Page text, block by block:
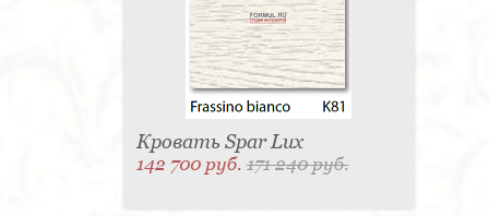
Панель настенная для TV - 4
Кассетница - 3 Держатель для
туалетной бумаги - 3Поднос - 3
Пантограф - 3Мыльница - 3Раковина - 3
Кухня - 2Стиральная машина - 2
Туалетный столик - 2Тумба - 2
Карниз для штор - 2
Газетница - 2
Крючок - 2Полотенцесушитель - 2
Розетка - 2Игрушка - 1Игрушка - 1
Кровать Spar Lux
142 700 руб.171 240 руб.